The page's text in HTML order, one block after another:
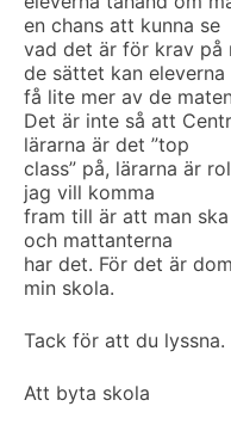
en chans att kunna se
vad det är för krav på
de sättet kan eleverna
få lite mer av de
Det är inte så att
lärarna är det ”top
class” på, lärarna är
jag vill komma
fram till är att man
och mattanterna
har det. För det är
min skola.
Tack för att du lyssna.
Att byta skola